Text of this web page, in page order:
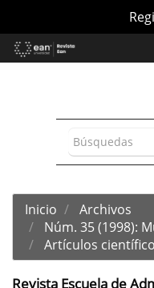
Contenido
principal
Inicio
Archivos
Núm. 35 (1998):
Artículos
Revista Escuela de